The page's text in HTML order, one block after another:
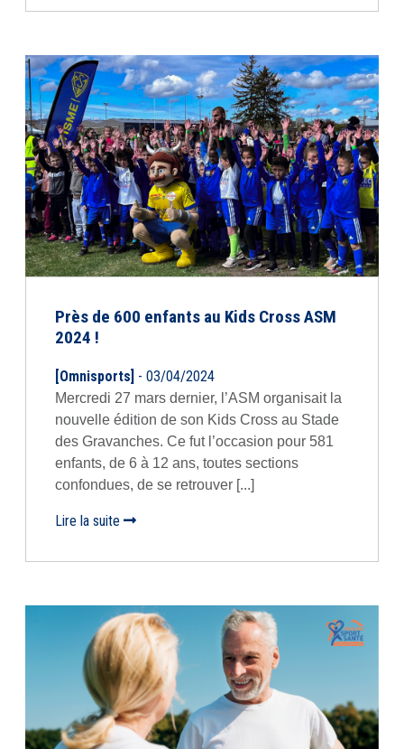
Près de 600 enfants au Kids Cross ASM
2024 !
[Omnisports] - 03/04/2024
Mercredi 27 mars dernier, l’ASM organisait la
nouvelle édition de son Kids Cross au Stade
des Gravanches. Ce fut l’occasion pour 581
enfants, de 6 à 12 ans, toutes sections
confondues, de se retrouver [...]
Lire la suite